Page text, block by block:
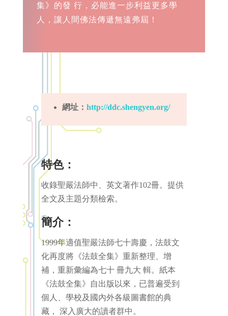
集》的發 行，必能進一步利益更多學
人，讓人間佛法傳遞無遠弗屆！
網址： http://ddc.shengyen.org/
特色：
收錄聖嚴法師中、英文著作102冊。提供
全文及主題分類檢索。
簡介：
1999年適值聖嚴法師七十壽慶，法鼓文
化再度將《法鼓全集》重新整理、增
補，重新彙編為七十 冊九大 輯。紙本
《法鼓全集》自出版以來，已普遍受到
個人、學校及國內外各級圖書館的典
藏， 深入廣大的讀者群中。